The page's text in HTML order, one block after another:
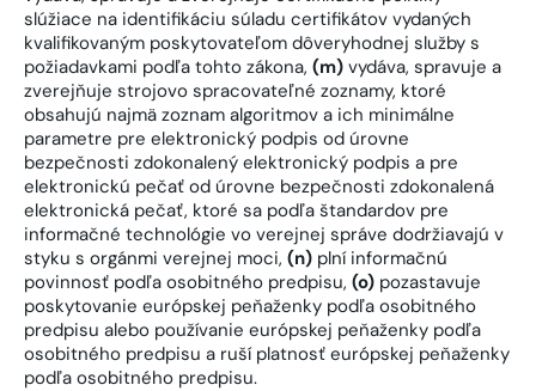
slúžiace na identifikáciu súladu certifikátov vydaných
kvalifikovaným poskytovateľom dôveryhodnej služby s
požiadavkami podľa tohto zákona, (m) vydáva, spravuje a
zverejňuje strojovo spracovateľné zoznamy, ktoré
obsahujú najmä zoznam algoritmov a ich minimálne
parametre pre elektronický podpis od úrovne
bezpečnosti zdokonalený elektronický podpis a pre
elektronickú pečať od úrovne bezpečnosti zdokonalená
elektronická pečať, ktoré sa podľa štandardov pre
informačné technológie vo verejnej správe dodržiavajú v
styku s orgánmi verejnej moci, (n) plní informačnú
povinnosť podľa osobitného predpisu, (o) pozastavuje
poskytovanie európskej peňaženky podľa osobitného
predpisu alebo používanie európskej peňaženky podľa
osobitného predpisu a ruší platnosť európskej peňaženky
podľa osobitného predpisu.